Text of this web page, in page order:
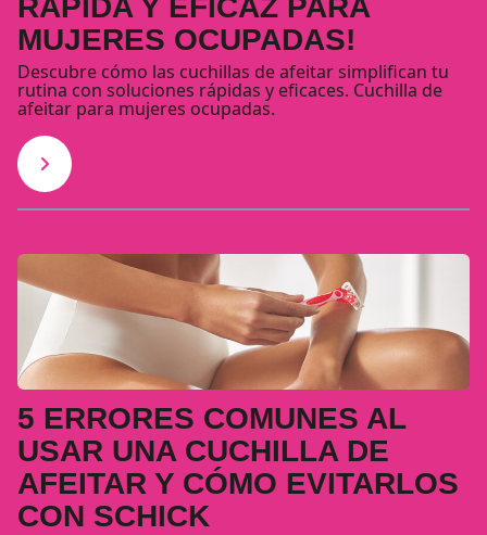
RÁPIDA Y EFICAZ PARA
MUJERES OCUPADAS!
Descubre cómo las cuchillas de afeitar simplifican tu
rutina con soluciones rápidas y eficaces. Cuchilla de
afeitar para mujeres ocupadas.
5 ERRORES COMUNES AL
USAR UNA CUCHILLA DE
AFEITAR Y CÓMO EVITARLOS
CON SCHICK